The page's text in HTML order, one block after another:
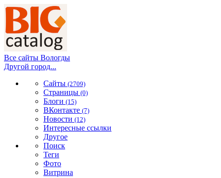
Все сайты Вологды
Другой город...
Сайты (2709)
Страницы (0)
Блоги (15)
ВКонтакте (7)
Новости (12)
Интересные ссылки
Другое
Поиск
Теги
Фото
Витрина